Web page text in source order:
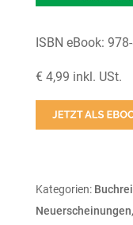
ISBN eBook:
€ 4,99 inkl. USt.
Kategorien:
Neuerscheinungen,